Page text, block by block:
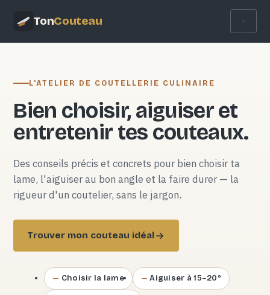
TonCouteau
L'ATELIER DE COUTELLERIE CULINAIRE
Bien choisir, aiguiser et
entretenir tes couteaux.
Des conseils précis et concrets pour bien choisir ta
lame, l'aiguiser au bon angle et la faire durer — la
rigueur d'un coutelier, sans le jargon.
Trouver mon couteau idéal
Choisir la lame Aiguiser à 15–20°